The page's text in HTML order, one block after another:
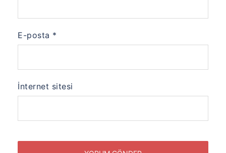
E-posta *
İnternet sitesi